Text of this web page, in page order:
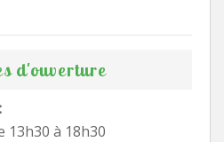
d'ouverture
13h30 à 18h30